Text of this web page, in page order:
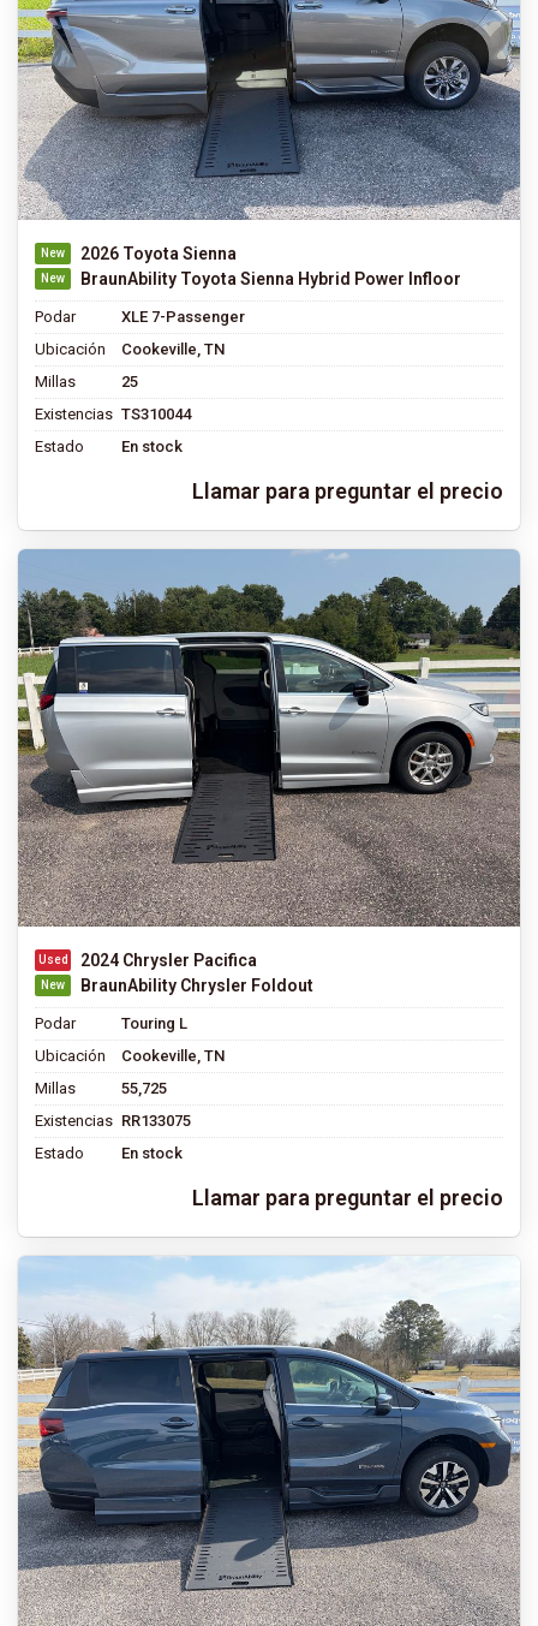
2026 Toyota Sienna
BraunAbility Toyota Sienna Hybrid Power Infloor
Podar
XLE 7-Passenger
Ubicación
Cookeville, TN
Millas
25
Existencias TS310044
Estado
En stock
Llamar para preguntar el precio
2024 Chrysler Pacifica
BraunAbility Chrysler Foldout
Podar
Touring L
Ubicación
Cookeville, TN
Millas
55,725
Existencias RR133075
Estado
En stock
Llamar para preguntar el precio